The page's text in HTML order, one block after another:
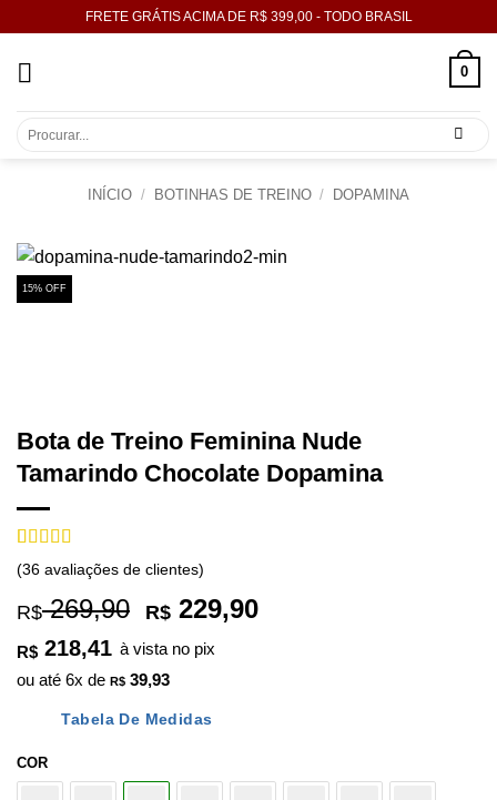
content
FRETE GRÁTIS ACIMA DE R$ 399,00 - TODO BRASIL
0
Pesquisar
INÍCIO / BOTINHAS DE TREINO / DOPAMINA
15% OFF
Bota de Treino Feminina Nude
Tamarindo Chocolate Dopamina
Avaliado
como4.94
de 5, com
baseado em
36
de clientes
(36 avaliações de clientes)
R$269,90 O
original
era:
R$ 269,90.
R$ 229,90O
R$ 218,41 à vista no pix
ou até 6x de R$ 39,93
Tabela De Medidas
COR